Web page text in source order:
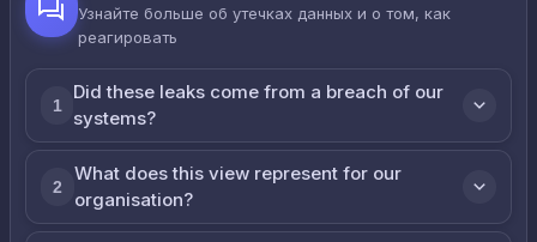
Узнайте больше об утечках данных и о том, как
реагировать
1
Did these leaks come from a breach of our
systems?
2
What does this view represent for our
organisation?